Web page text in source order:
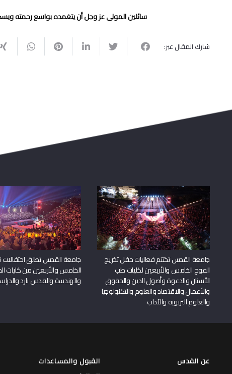
سائلين المولى عز وجل أن يتغمده بواسع رحمته
شارك المقال عبر:
جامعة القدس تختتم فعاليات حفل تخريج
الفوج الخامس والأربعين لكليات طب
الأسنان والدعوة وأصول الدين والحقوق
والأعمال والاقتصاد والعلوم والتكنولوجيا
والعلوم التربوية والآداب
جامعة القدس تطلق احتفالات
الخامس والأربعين من كليات
والهندسة والقدس بارد
عن القدس
القبول والمساعدات